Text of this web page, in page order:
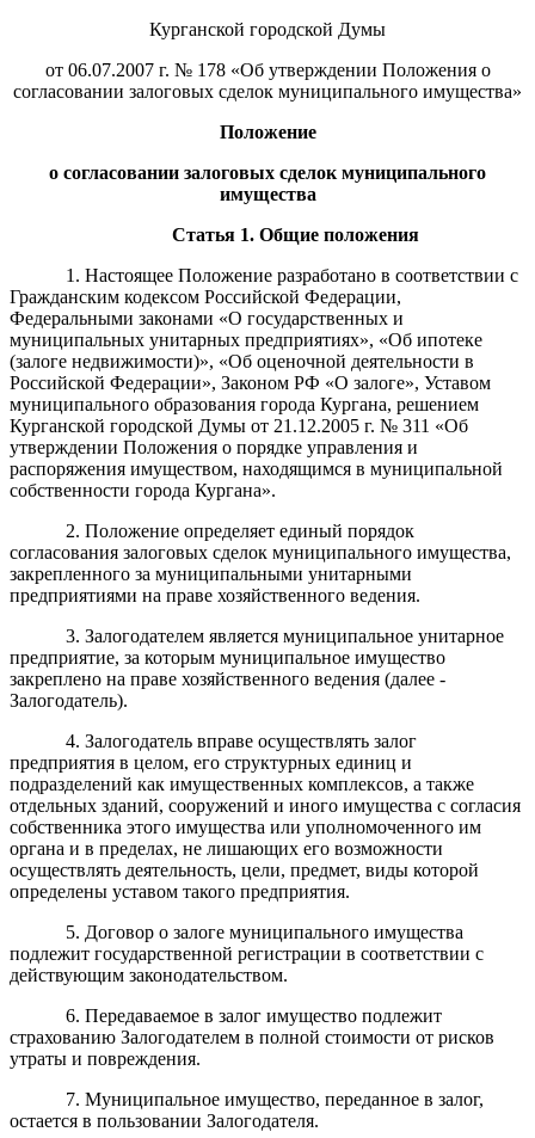
Курганской городской Думы
от 06.07.2007 г. № 178 «Об утверждении Положения о
согласовании залоговых сделок муниципального имущества»
Положение
о согласовании залоговых сделок муниципального
имущества
Статья 1. Общие положения
1. Настоящее Положение разработано в соответствии с
Гражданским кодексом Российской Федерации,
Федеральными законами «О государственных и
муниципальных унитарных предприятиях», «Об ипотеке
(залоге недвижимости)», «Об оценочной деятельности в
Российской Федерации», Законом РФ «О залоге», Уставом
муниципального образования города Кургана, решением
Курганской городской Думы от 21.12.2005 г. № 311 «Об
утверждении Положения о порядке управления и
распоряжения имуществом, находящимся в муниципальной
собственности города Кургана».
2. Положение определяет единый порядок
согласования залоговых сделок муниципального имущества,
закрепленного за муниципальными унитарными
предприятиями на праве хозяйственного ведения.
3. Залогодателем является муниципальное унитарное
предприятие, за которым муниципальное имущество
закреплено на праве хозяйственного ведения (далее -
Залогодатель).
4. Залогодатель вправе осуществлять залог
предприятия в целом, его структурных единиц и
подразделений как имущественных комплексов, а также
отдельных зданий, сооружений и иного имущества с согласия
собственника этого имущества или уполномоченного им
органа и в пределах, не лишающих его возможности
осуществлять деятельность, цели, предмет, виды которой
определены уставом такого предприятия.
5. Договор о залоге муниципального имущества
подлежит государственной регистрации в соответствии с
действующим законодательством.
6. Передаваемое в залог имущество подлежит
страхованию Залогодателем в полной стоимости от рисков
утраты и повреждения.
7. Муниципальное имущество, переданное в залог,
остается в пользовании Залогодателя.